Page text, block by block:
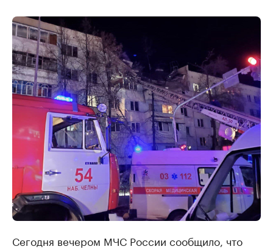
Сегодня вечером МЧС России сообщило, что